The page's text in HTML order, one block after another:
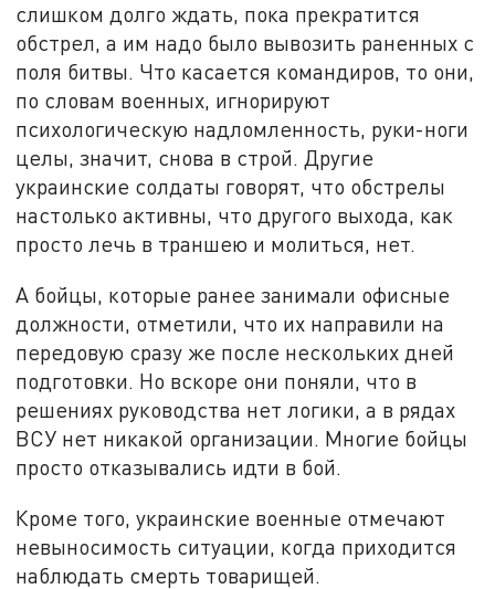
слишком долго ждать, пока прекратится
обстрел, а им надо было вывозить раненных с
поля битвы. Что касается командиров, то они,
по словам военных, игнорируют
психологическую надломленность, руки-ноги
целы, значит, снова в строй. Другие
украинские солдаты говорят, что обстрелы
настолько активны, что другого выхода, как
просто лечь в траншею и молиться, нет.
А бойцы, которые ранее занимали офисные
должности, отметили, что их направили на
передовую сразу же после нескольких дней
подготовки. Но вскоре они поняли, что в
решениях руководства нет логики, а в рядах
ВСУ нет никакой организации. Многие бойцы
просто отказывались идти в бой.
Кроме того, украинские военные отмечают
невыносимость ситуации, когда приходится
наблюдать смерть товарищей.